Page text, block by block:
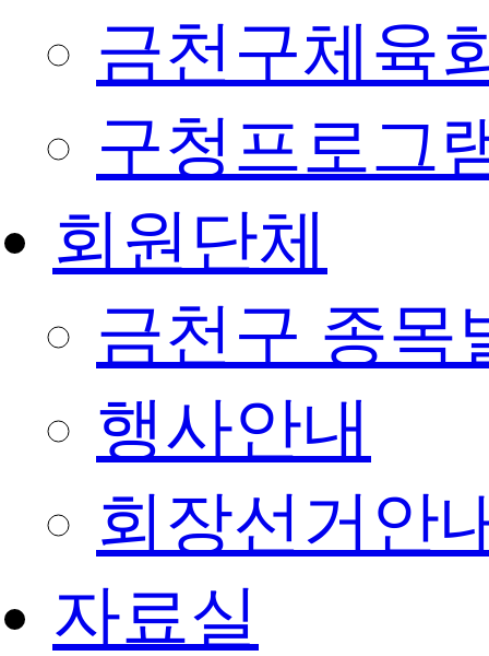
금천구체육
구청프로그
회원단체
금천구 종목
행사안내
회장선거안
자료실